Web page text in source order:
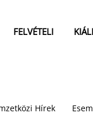
FELVÉTELI
Hírek